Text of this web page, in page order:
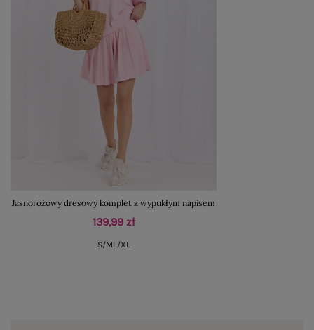
Jasnoróżowy dresowy komplet z wypukłym napisem
139,99 zł
S/ML/XL